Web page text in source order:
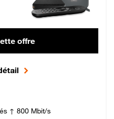
offre
↑ 800 Mbit/s